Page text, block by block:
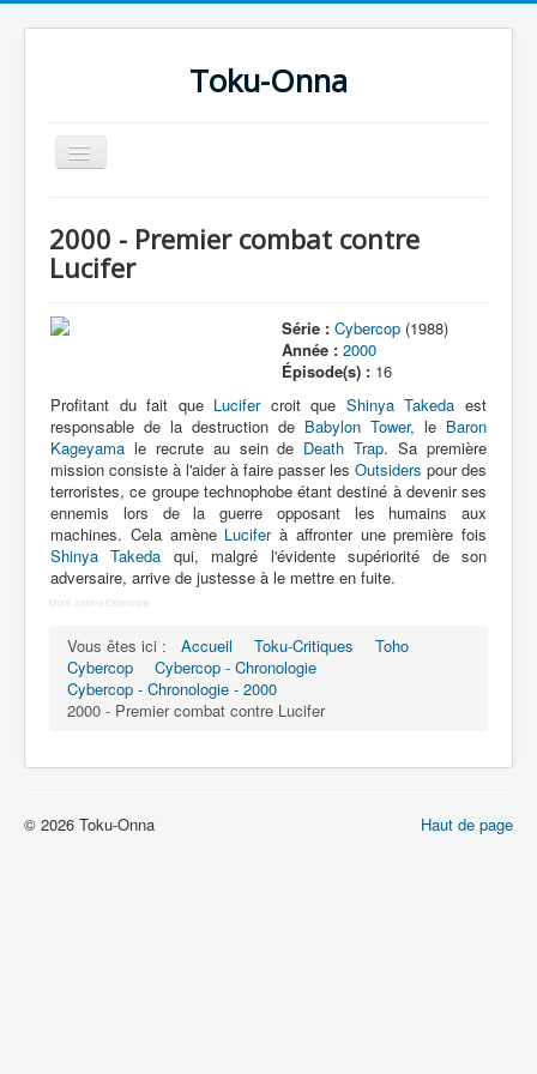
Toku-Onna
Basculer
la
Toku-Actrices
Séries
COSAA
Dessins
Artiste Asperger
Lexique
Dennô keisatsu Cybercop (電脳 警
cerveau électronique Cybercop
Série
Objets
2000 - Premier combat contre
Lucifer
Série : Cybercop (1988)
Année : 2000
Épisode(s) : 16
Profitant du fait que Lucifercroit que Shinya Takeda est
responsable de la destruction de Babylon Tower, le Baron
Kageyama le recrute au sein de Death Trap. Sa première
mission consiste à l'aider à faire passer les Outsiders pour des
terroristes, ce groupe technophobe étant destiné à devenir ses
ennemis lors de la guerre opposant les humains aux
machines. Cela amène Luciferà affronter une première fois
Shinya Takeda qui, malgré l'évidente supériorité de son
adversaire, arrive de justesse à le mettre en fuite.
More Joomla Extensions
Vous êtes ici : Accueil Toku-Critiques
Toho
Cybercop
Cybercop - Chronologie
Cybercop - Chronologie - 2000
2000 - Premier combat contre Lucifer
Haut de page
© 2026 Toku-Onna